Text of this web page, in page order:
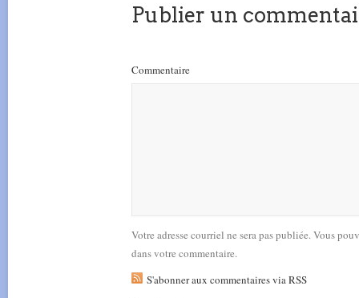
Publier un
Commentaire
Votre adresse courriel ne sera pas publiée. Vous
dans votre commentaire.
S'abonner aux commentaires via RSS